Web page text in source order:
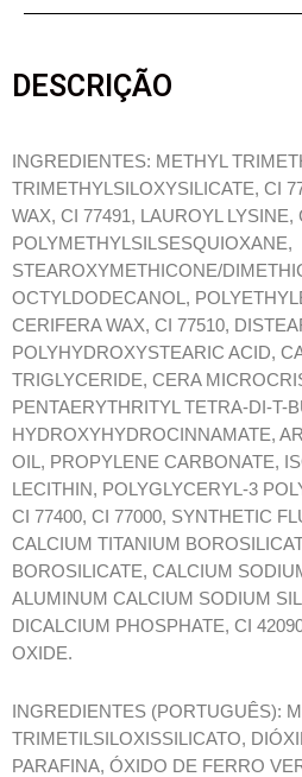
DESCRIÇÃO
INGREDIENTES: METHYL
TRIMETHYLSILOXYSILICATE, CI
WAX, CI 77491, LAUROYL LYSINE,
POLYMETHYLSILSESQUIOXANE,
STEAROXYMETHICONE/
OCTYLDODECANOL,
CERIFERA WAX, CI 77510,
POLYHYDROXYSTEARIC ACID,
TRIGLYCERIDE, CERA
PENTAERYTHRITYL TETRA-DI-T-
HYDROXYHYDROCINNAMATE,
OIL, PROPYLENE CARBONATE,
LECITHIN, POLYGLYCERYL-3
CI 77400, CI 77000, SYNTHETIC
CALCIUM TITANIUM
BOROSILICATE, CALCIUM
ALUMINUM CALCIUM SODIUM
DICALCIUM PHOSPHATE, CI
OXIDE.
INGREDIENTES (PORTUGUÊS):
TRIMETILSILOXISSILICATO,
PARAFINA, ÓXIDO DE FERRO